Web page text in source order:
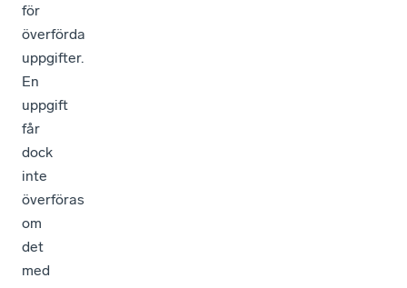
för
överförda
uppgifter.
En
uppgift
får
dock
inte
överföras
om
det
med